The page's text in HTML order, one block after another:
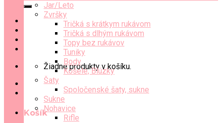
Žiadne produkty v košíku.
Košík
Jar/Leto
Zvršky
Tričká s krátkym rukávom
Tričká s dlhým rukávom
Topy bez rukávov
Tuniky
Body
Košele, Blúzky
Šaty
Spoločenské šaty, sukne
Sukne
Nohavice
Rifle